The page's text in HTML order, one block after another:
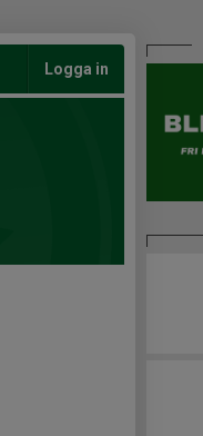
Logga in